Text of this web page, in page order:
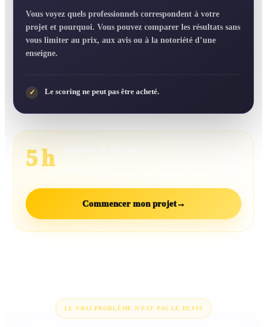
Vous voyez quels professionnels correspondent à votre
projet et pourquoi. Vous pouvez comparer les résultats sans
vous limiter au prix, aux avis ou à la notoriété d’une
enseigne.
✓ Le scoring ne peut pas être acheté.
5 h
Commencer mon projet→
LE VRAI PROBLÈME N’EST PAS LE DEVIS